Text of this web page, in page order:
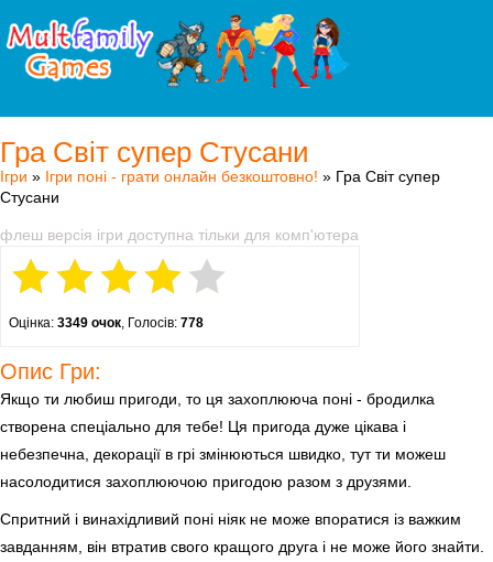
Гра Світ супер Стусани
Ігри » Ігри поні - грати онлайн безкоштовно! » Гра Світ супер
Стусани
флеш версія ігри доступна тільки для комп'ютера
Оцінка: 3349 очок, Голосів: 778
Опис Гри:
Якщо ти любиш пригоди, то ця захоплююча поні - бродилка
створена спеціально для тебе! Ця пригода дуже цікава і
небезпечна, декорації в грі змінюються швидко, тут ти можеш
насолодитися захоплюючою пригодою разом з друзями.
Спритний і винахідливий поні ніяк не може впоратися із важким
завданням, він втратив свого кращого друга і не може його знайти.